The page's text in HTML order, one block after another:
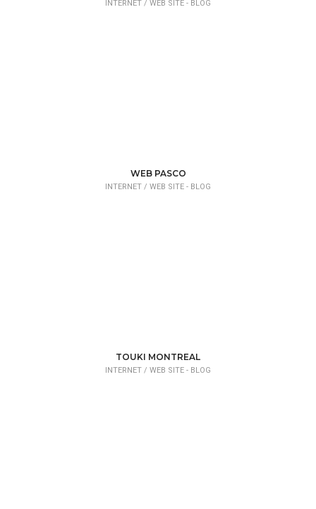
INTERNET / WEB SITE - BLOG
WEB PASCO
INTERNET / WEB SITE - BLOG
TOUKI MONTREAL
INTERNET / WEB SITE - BLOG